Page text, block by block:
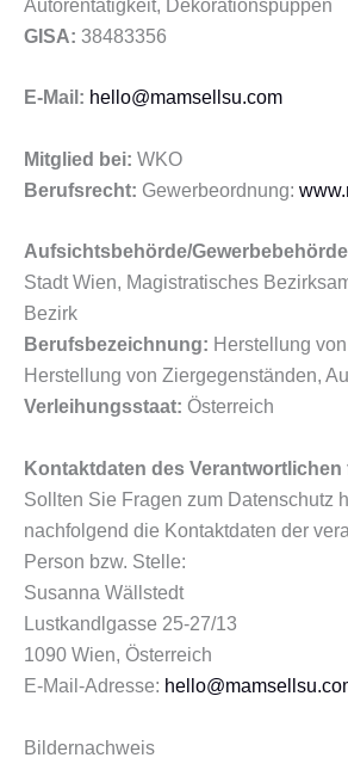
Autorentätigkeit, Dekorationspuppen
GISA: 38483356
E-Mail: hello@mamsellsu.com
Mitglied bei: WKO
Berufsrecht: Gewerbeordnung:
Aufsichtsbehörde/
Stadt Wien, Magistratisches
Bezirk
Berufsbezeichnung: Herstellung
Herstellung von Ziergegenständen,
Verleihungsstaat: Österreich
Kontaktdaten des
Sollten Sie Fragen zum Datenschutz
nachfolgend die Kontaktdaten der
Person bzw. Stelle:
Susanna Wällstedt
Lustkandlgasse 25-27/13
1090 Wien, Österreich
E-Mail-Adresse:
Bildernachweis